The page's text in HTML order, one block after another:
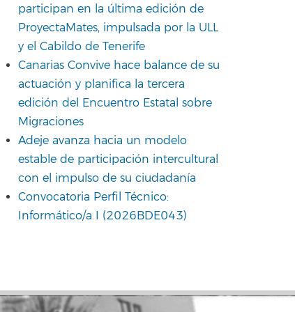
participan en la última edición de
ProyectaMates, impulsada por la ULL
y el Cabildo de Tenerife
Canarias Convive hace balance de su
actuación y planifica la tercera
edición del Encuentro Estatal sobre
Migraciones
Adeje avanza hacia un modelo
estable de participación intercultural
con el impulso de su ciudadanía
Convocatoria Perfil Técnico:
Informático/a I (2026BDE043)